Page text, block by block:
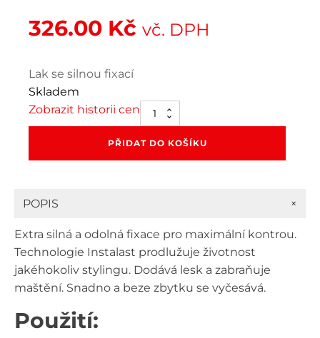
326.00 Kč vč. DPH
Lak se silnou fixací
Skladem
Zobrazit historii cen PRO
YOU
The
500
ml
množství
PŘIDAT DO KOŠÍKU
POPIS +
Extra silná a odolná fixace pro maximální kontrou.
Technologie Instalast prodlužuje životnost
jakéhokoliv stylingu. Dodává lesk a zabraňuje
maštění. Snadno a beze zbytku se vyčesává.
Použití: